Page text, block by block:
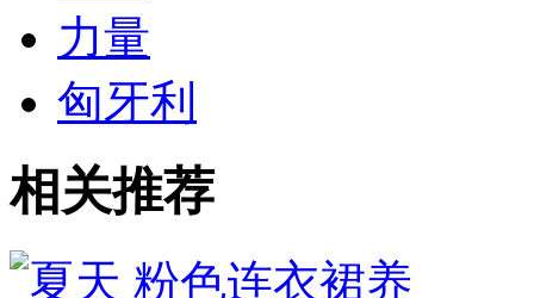
力量
匈牙利
相关推荐